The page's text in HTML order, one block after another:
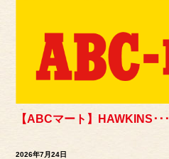
【ABCマート】HAWKINS･･･
2026年7月24日